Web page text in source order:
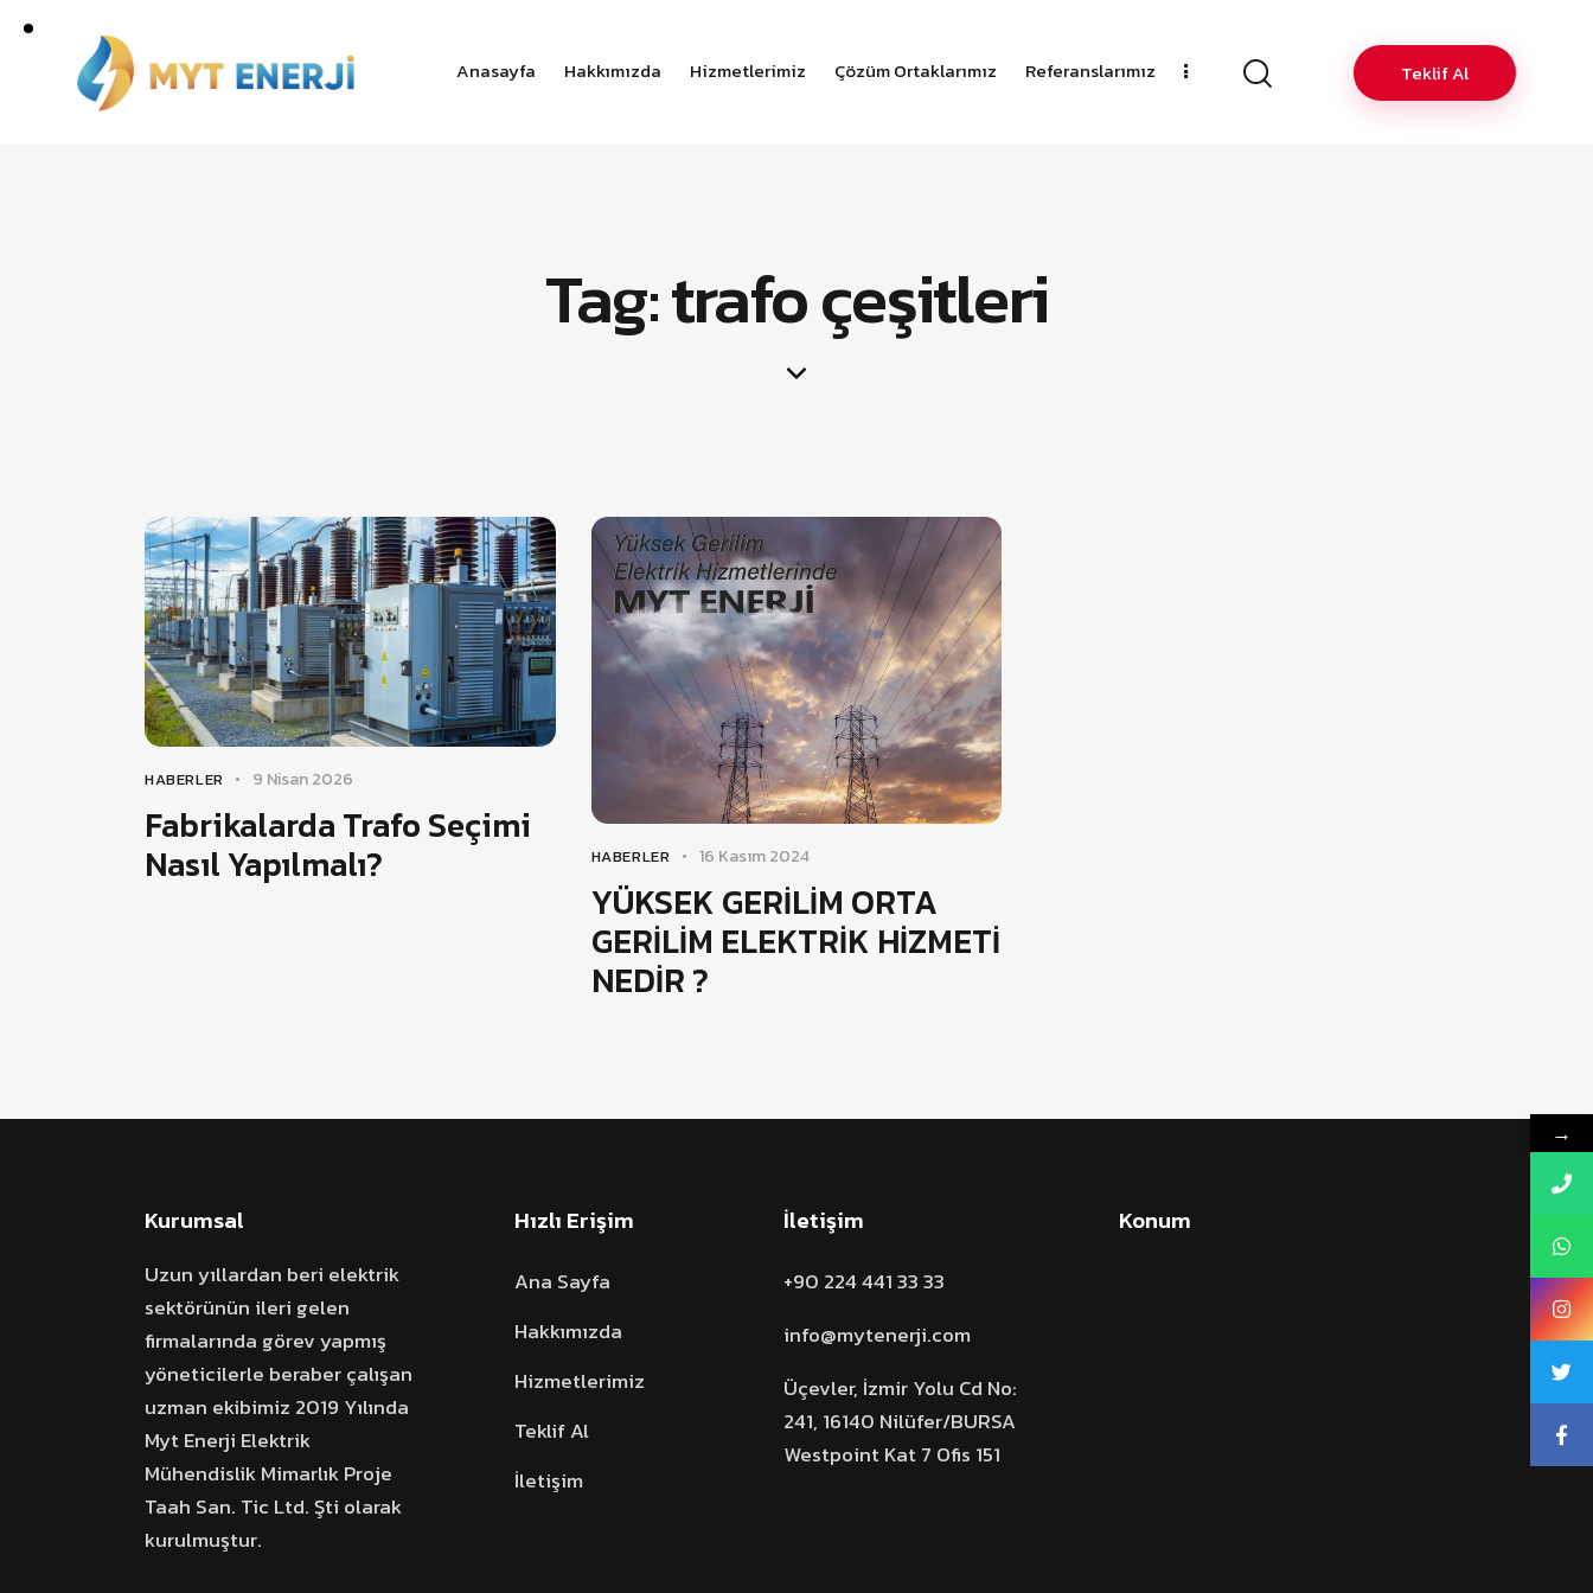
Anasayfa Hakkımızda Hizmetlerimiz Çözüm Ortaklarımız Referanslarımız Teklif Al
Tag: trafo çeşitleri
HABERLER 9 Nisan 2026
Fabrikalarda Trafo Seçimi
Nasıl Yapılmalı? HABERLER 16 Kasım 2024
YÜKSEK GERİLİM ORTA
GERİLİM ELEKTRİK HİZMETİ
NEDİR ?
Kurumsal
Uzun yıllardan beri elektrik
sektörünün ileri gelen
firmalarında görev yapmış
yöneticilerle beraber çalışan
uzman ekibimiz 2019 Yılında
Myt Enerji Elektrik
Mühendislik Mimarlık Proje
Taah San. Tic Ltd. Şti olarak
kurulmuştur.
Hızlı Erişim
Ana Sayfa
Hakkımızda
Hizmetlerimiz
Teklif Al
İletişim
İletişim
+90 224 441 33 33
info@mytenerji.com
Üçevler, İzmir Yolu Cd No:
241, 16140 Nilüfer/BURSA
Westpoint Kat 7 Ofis 151
Konum
→